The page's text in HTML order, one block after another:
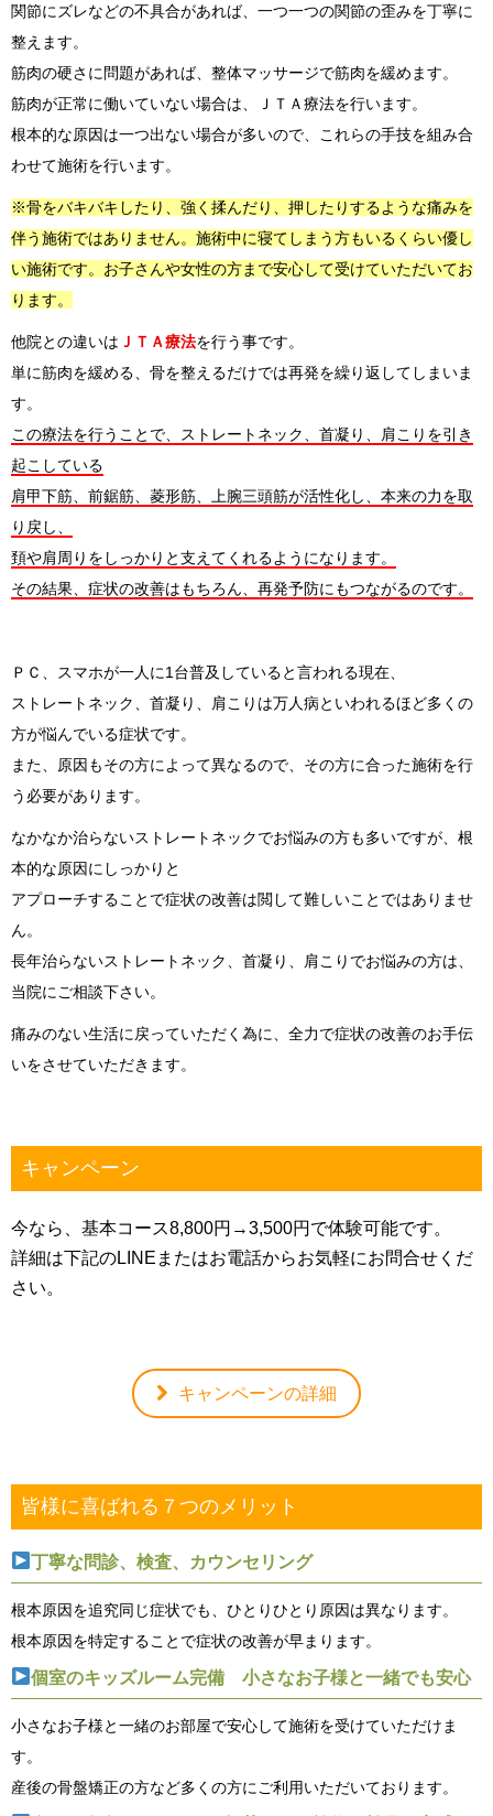
関節にズレなどの不具合があれば、一つ一つの関節の歪みを丁寧に
整えます。
筋肉の硬さに問題があれば、整体マッサージで筋肉を緩めます。
筋肉が正常に働いていない場合は、ＪＴＡ療法を行います。
根本的な原因は一つ出ない場合が多いので、これらの手技を組み合
わせて施術を行います。
※骨をバキバキしたり、強く揉んだり、押したりするような痛みを
伴う施術ではありません。施術中に寝てしまう方もいるくらい優し
い施術です。お子さんや女性の方まで安心して受けていただいてお
ります。
他院との違いは ＪＴＡ療法を行う事です。
単に筋肉を緩める、骨を整えるだけでは再発を繰り返してしまいま
す。
この療法を行うことで、ストレートネック、首凝り、肩こりを引き
起こしている
肩甲下筋、前鋸筋、菱形筋、上腕三頭筋が活性化し、本来の力を取
り戻し、
頚や肩周りをしっかりと支えてくれるようになります。
その結果、症状の改善はもちろん、再発予防にもつながるのです。
ＰＣ、スマホが一人に1台普及していると言われる現在、
ストレートネック、首凝り、肩こりは万人病といわれるほど多くの
方が悩んでいる症状です。
また、原因もその方によって異なるので、その方に合った施術を行
う必要があります。
なかなか治らないストレートネックでお悩みの方も多いですが、根
本的な原因にしっかりと
アプローチすることで症状の改善は閲して難しいことではありませ
ん。
長年治らないストレートネック、首凝り、肩こりでお悩みの方は、
当院にご相談下さい。
痛みのない生活に戻っていただく為に、全力で症状の改善のお手伝
いをさせていただきます。
キャンペーン
今なら、基本コース8,800円→3,500円で体験可能です。
詳細は下記のLINEまたはお電話からお気軽にお問合せくだ
さい。
キャンペーンの詳細
皆様に喜ばれる７つのメリット
丁寧な問診、検査、カウンセリング
根本原因を追究同じ症状でも、ひとりひとり原因は異なります。
根本原因を特定することで症状の改善が早まります。
個室のキッズルーム完備 小さなお子様と一緒でも安心
小さなお子様と一緒のお部屋で安心して施術を受けていただけま
す。
産後の骨盤矯正の方など多くの方にご利用いただいております。